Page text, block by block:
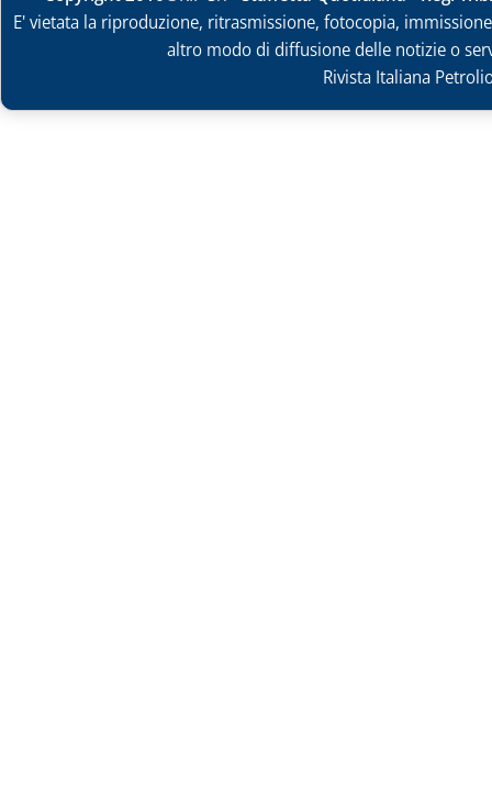
E' vietata la riproduzione, ritrasmissione, fotocopia,
altro modo di diffusione delle notizie o
Rivista Italiana